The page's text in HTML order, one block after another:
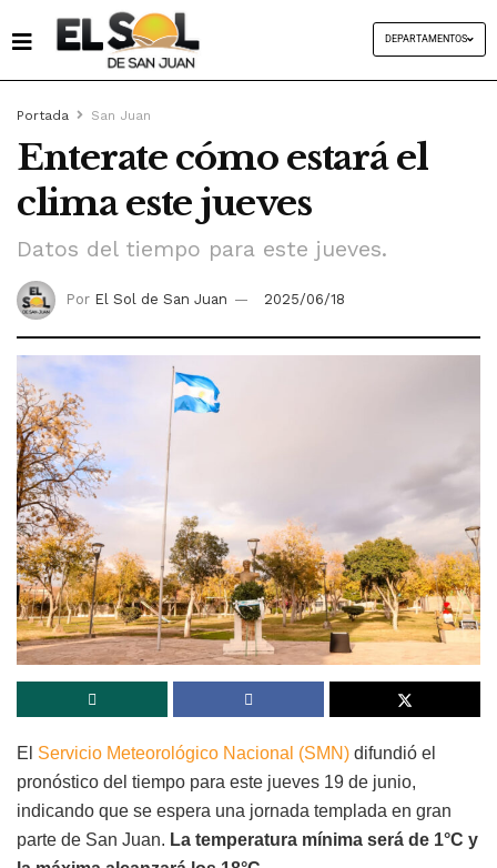
DEPARTAMENTOS
Portada San Juan
Enterate cómo estará el
clima este jueves
Datos del tiempo para este jueves.
Por El Sol de San Juan 2025/06/18
El Servicio Meteorológico Nacional (SMN) difundió el
pronóstico del tiempo para este jueves 19 de junio,
indicando que se espera una jornada templada en gran
parte de San Juan. La temperatura mínima será de 1°C y